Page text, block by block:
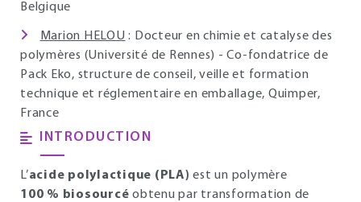
Belgique
Marion HELOU : Docteur en chimie et catalyse des
polymères (Université de Rennes) - Co-fondatrice de
Pack Eko, structure de conseil, veille et formation
technique et réglementaire en emballage, Quimper,
France
INTRODUCTION
L’acide polylactique (PLA) est un polymère
100 % biosourcé obtenu par transformation de